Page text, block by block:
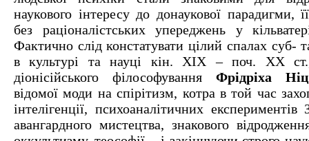
наукового інтересу до донаукової парадигми,
без раціоналістських упереджень у
Фактично слід констатувати цілий спалах суб-
в культурі та науці кін. XIX – поч. XX
діонісійського філософування Фрідріха
відомої моди на спірітизм, котра в той час
інтелігенції, психоаналітичних
авангардного мистецтва, знакового